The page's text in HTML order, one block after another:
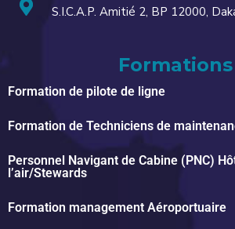
S.I.C.A.P. Amitié 2, BP 12000,
Formations
Formation de pilote de ligne
Formation de Techniciens de
Personnel Navigant de Cabine (PNC)
l’air/Stewards
Formation management Aéroportuaire